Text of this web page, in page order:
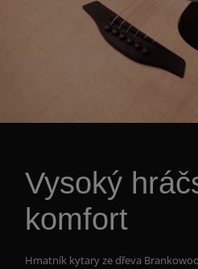
Vysoký
komfort
Hmatník kytary ze dřeva